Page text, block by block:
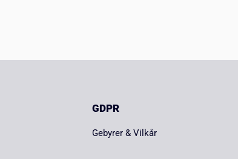
GDPR
Gebyrer & Vilkår